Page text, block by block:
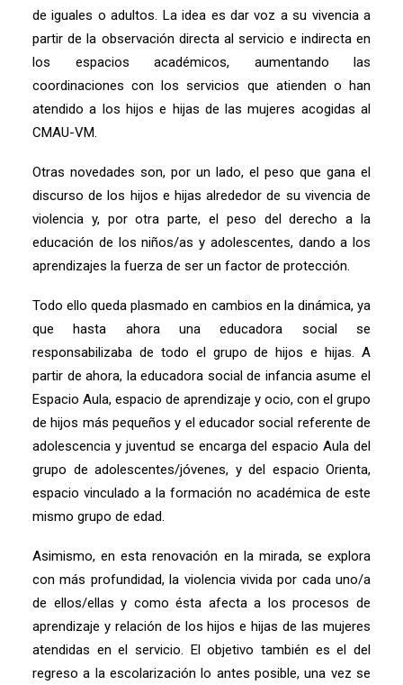
de iguales o adultos. La idea es dar voz a su vivencia a
partir de la observación directa al servicio e indirecta en
los espacios académicos, aumentando las
coordinaciones con los servicios que atienden o han
atendido a los hijos e hijas de las mujeres acogidas al
CMAU-VM.
Otras novedades son, por un lado, el peso que gana el
discurso de los hijos e hijas alrededor de su vivencia de
violencia y, por otra parte, el peso del derecho a la
educación de los niños/as y adolescentes, dando a los
aprendizajes la fuerza de ser un factor de protección.
Todo ello queda plasmado en cambios en la dinámica, ya
que hasta ahora una educadora social se
responsabilizaba de todo el grupo de hijos e hijas. A
partir de ahora, la educadora social de infancia asume el
Espacio Aula, espacio de aprendizaje y ocio, con el grupo
de hijos más pequeños y el educador social referente de
adolescencia y juventud se encarga del espacio Aula del
grupo de adolescentes/jóvenes, y del espacio Orienta,
espacio vinculado a la formación no académica de este
mismo grupo de edad.
Asimismo, en esta renovación en la mirada, se explora
con más profundidad, la violencia vivida por cada uno/a
de ellos/ellas y como ésta afecta a los procesos de
aprendizaje y relación de los hijos e hijas de las mujeres
atendidas en el servicio. El objetivo también es el del
regreso a la escolarización lo antes posible, una vez se